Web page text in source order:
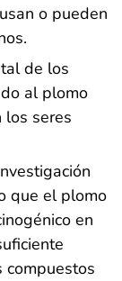
o pueden
de los
al plomo
los seres
que el plomo
en
compuestos